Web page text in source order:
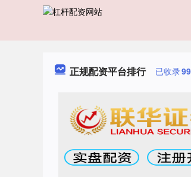
正规配资平台排行 已收录